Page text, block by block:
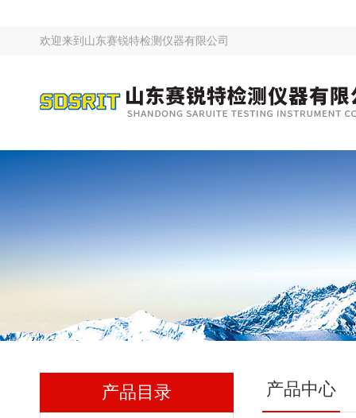
欢迎来到 山东赛锐特检测仪器有限公司
产品目录 产品中心